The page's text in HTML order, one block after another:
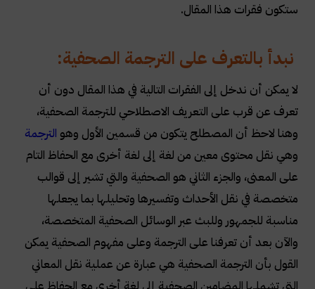
ستكون فقرات هذا المقال.
نبدأ بالتعرف على الترجمة الصحفية:
لا يمكن أن ندخل إلى الفقرات التالية في هذا المقال دون أن
تعرف عن قرب على التعريف الاصطلاحي للترجمة الصحفية،
وهنا لاحظ أن المصطلح يتكون من قسمين الأول وهو الترجمة
وهي نقل محتوى معين من لغة إلى لغة أخرى مع الحفاظ التام
على المعنى، والجزء الثاني هو الصحفية والتي تشير إلى قوالب
متخصصة في نقل الأحداث وتفسيرها وتحليلها بما يجعلها
مناسبة للجمهور وللبث عبر الوسائل الصحفية المتخصصة،
والآن بعد أن تعرفنا على الترجمة وعلى مفهوم الصحفية يمكن
القول بأن الترجمة الصحفية هي عبارة عن عملية نقل المعاني